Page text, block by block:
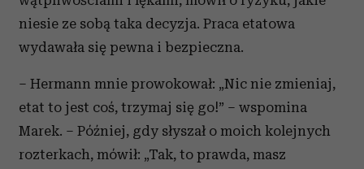
niesie ze sobą taka decyzja. Praca etatowa
wydawała się pewna i bezpieczna.
– Hermann mnie prowokował: „Nic nie zmieniaj,
etat to jest coś, trzymaj się go!” – wspomina
Marek. – Później, gdy słyszał o moich kolejnych
rozterkach, mówił: „Tak, to prawda, masz